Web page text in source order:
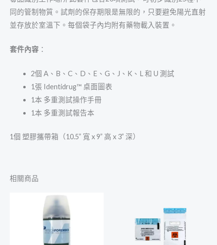
同的管制物質。試劑的保存期限是無限的，只要避免陽光直射
並存放於室溫下。每個袋子內均附有藥物載入裝置。
套件內容 ：
2個 A、B、C、D、E、G、J、K、L 和 U 測試
1張 Identidrug™ 桌面圖表
1本 多重測試操作手冊
1本 多重測試報告本
1個 塑膠攜帶箱（10.5” 寬 x 9” 高 x 3” 深）
相關商品